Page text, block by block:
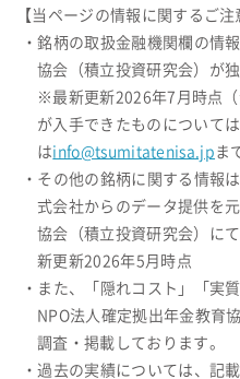
【当ページの情報に関するご注
・銘柄の取扱金融機関欄の情
協会（積立投資研究会）が
※最新更新2026年7月時点
が入手できたものについて
はinfo@tsumitatenisa.jp ま
・その他の銘柄に関する情報
式会社からのデータ提供を
協会（積立投資研究会）に
新更新2026年5月時点
・また、「隠れコスト」「実
NPO法人確定拠出年金教育
調査・掲載しております。
・過去の実績については、記